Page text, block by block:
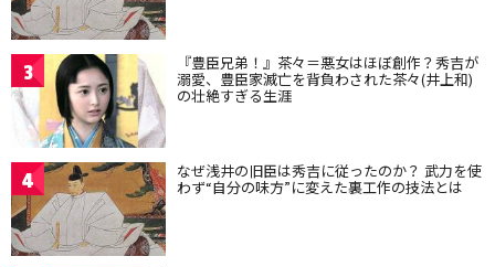
3 『豊臣兄弟！』茶々＝悪女はほぼ創作？秀吉が
溺愛、豊臣家滅亡を背負わされた茶々(井上和)
の壮絶すぎる生涯
4 なぜ浅井の旧臣は秀吉に従ったのか？ 武力を使
わず“自分の味方”に変えた裏工作の技法とは